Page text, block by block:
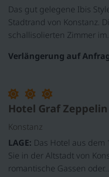
Das gut gelegene Ibis
Stadtrand von Konstanz.
schallisolierten Zimmer
Verlängerung auf
Hotel Graf Zeppelin
Konstanz
LAGE: Das Hotel aus
Sie in der Altstadt von
romantische Gassen oder…